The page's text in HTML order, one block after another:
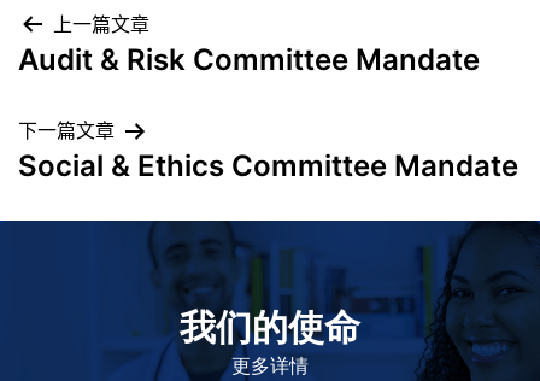
上一篇文章
Audit & Risk Committee Mandate
下一篇文章
Social & Ethics Committee Mandate
我们的使命
更多详情
致力于提高患者的生命健康和质量